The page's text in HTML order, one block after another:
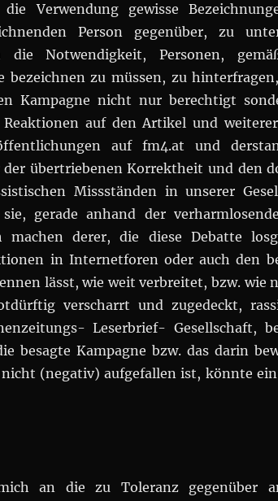
Verwendung gewisse
Person gegenüber, zu
die Notwendigkeit, Personen,
bezeichnen zu müssen, zu
Kampagne nicht nur berechtigt
auf den Artikel und
auf fm4.at und
übertriebenen Korrektheit und den
Missständen in unserer
gerade anhand der
machen derer, die diese Debatte
in Internetforen oder auch den
lässt, wie weit verbreitet, bzw. wie
verscharrt und zugedeckt,
Leserbrief- Gesellschaft,
besagte Kampagne bzw. das darin
(negativ) aufgefallen ist, könnte ein
an die zu Toleranz gegenüber